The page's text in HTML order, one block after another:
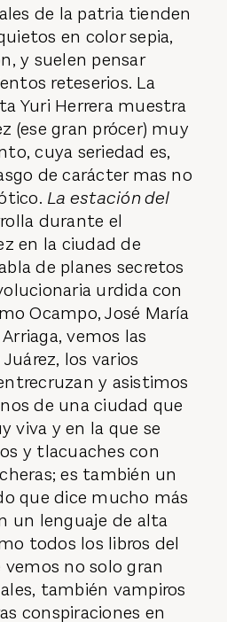
de la patria tienden
en color sepia,
y suelen pensar
reteserios. La
Yuri Herrera muestra
(ese gran prócer) muy
cuya seriedad es,
de carácter mas no
La estación del
durante el
en la ciudad de
de planes secretos
urdida con
Ocampo, José María
vemos las
los varios
y asistimos
de una ciudad que
viva y en la que se
y tlacuaches con
es también un
que dice mucho más
un lenguaje de alta
todos los libros del
no solo gran
también vampiros
conspiraciones en